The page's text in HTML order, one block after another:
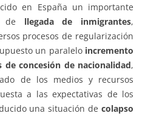
en España un importante
de llegada de inmigrantes,
procesos de regularización
un paralelo incremento
concesión de nacionalidad,
de los medios y recursos
a las expectativas de los
una situación de colapso